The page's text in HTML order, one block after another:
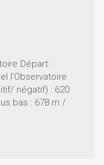
Départ :
l'Observatoire
négatif) : 620
bas : 678 m /